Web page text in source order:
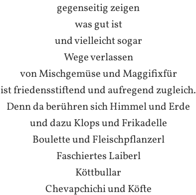
gegenseitig zeigen
was gut ist
und vielleicht sogar
Wege verlassen
von Mischgemüse und Maggifixfür
ist friedensstiftend und aufregend zugleich.
Denn da berühren sich Himmel und Erde
und dazu Klops und Frikadelle
Boulette und Fleischpflanzerl
Faschiertes Laiberl
Köttbullar
Chevapchichi und Köfte